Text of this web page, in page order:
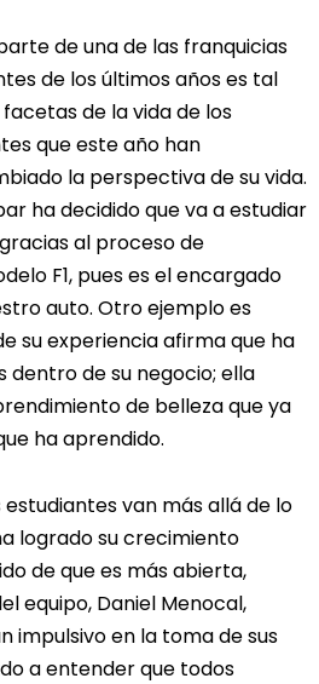
de una de las franquicias
de los últimos años es tal
de la vida de los
que este año han
la perspectiva de su vida.
ha decidido que va a estudiar
al proceso de
F1, pues es el encargado
auto. Otro ejemplo es
su experiencia afirma que ha
dentro de su negocio; ella
de belleza que ya
ha aprendido.
van más allá de lo
logrado su crecimiento
de que es más abierta,
equipo, Daniel Menocal,
impulsivo en la toma de sus
a entender que todos